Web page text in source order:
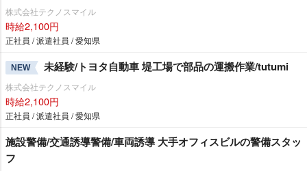
株式会社テクノスマイル
時給2,100円
正社員 / 派遣社員 / 愛知県
NEW 未経験/トヨタ自動車 堤工場で部品の運搬作業/tutumi
株式会社テクノスマイル
時給2,100円
正社員 / 派遣社員 / 愛知県
施設警備/交通誘導警備/車両誘導 大手オフィスビルの警備スタッ
フ